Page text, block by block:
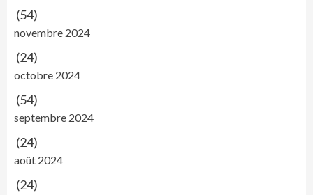
(54)
novembre 2024
(24)
octobre 2024
(54)
septembre 2024
(24)
août 2024
(24)